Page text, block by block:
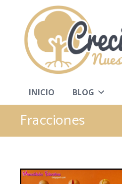
INICIO BLOG
Fracciones